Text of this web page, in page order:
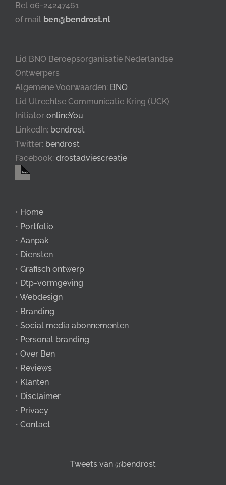
Bel 06-24247461
of mail ben@bendrost.nl
Lid BNO Beroepsorganisatie Nederlandse
Ontwerpers
Algemene Voorwaarden: BNO
Lid Utrechtse Communicatie Kring (UCK)
Initiator onlineYou
LinkedIn: bendrost
Twitter: bendrost
Facebook: drostadviescreatie
• Home
• Portfolio
• Aanpak
• Diensten
• Grafisch ontwerp
• Dtp-vormgeving
• Webdesign
• Branding
• Social media abonnementen
• Personal branding
• Over Ben
• Reviews
• Klanten
• Disclaimer
• Privacy
• Contact
Tweets van @bendrost